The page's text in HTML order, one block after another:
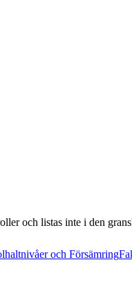
och listas inte i den
och Försämring